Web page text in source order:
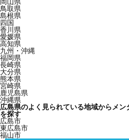
鳥取県
島根県
四国
香川県
愛媛県
高知県
九州・沖縄
福岡県
長崎県
大分県
熊本県
宮崎県
鹿児島県
沖縄県
広島県のよく見られている地域からメ
を探す
広島市
東広島市
福山市